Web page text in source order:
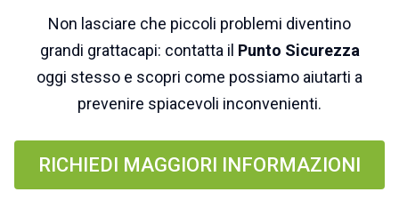
Non lasciare che piccoli problemi diventino
grandi grattacapi: contatta il Punto Sicurezza
oggi stesso e scopri come possiamo aiutarti a
prevenire spiacevoli inconvenienti.
RICHIEDI MAGGIORI INFORMAZIONI